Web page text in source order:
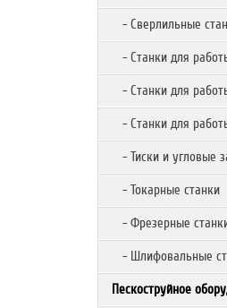
- Сверлильные
- Станки для
- Станки для
- Станки для
- Тиски и угловые
- Токарные станки
- Фрезерные
- Шлифовальные
Пескоструйное